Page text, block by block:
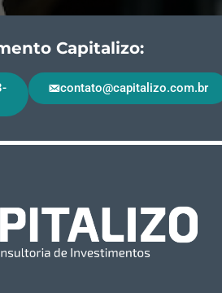
Capitalizo:
contato@capitalizo.com.br